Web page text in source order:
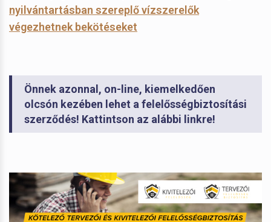
nyilvántartásban szereplő vízszerelők
végezhetnek bekötéseket
Önnek azonnal, on-line, kiemelkedően
olcsón kezében lehet a felelősségbiztosítási
szerződés! Kattintson az alábbi linkre!